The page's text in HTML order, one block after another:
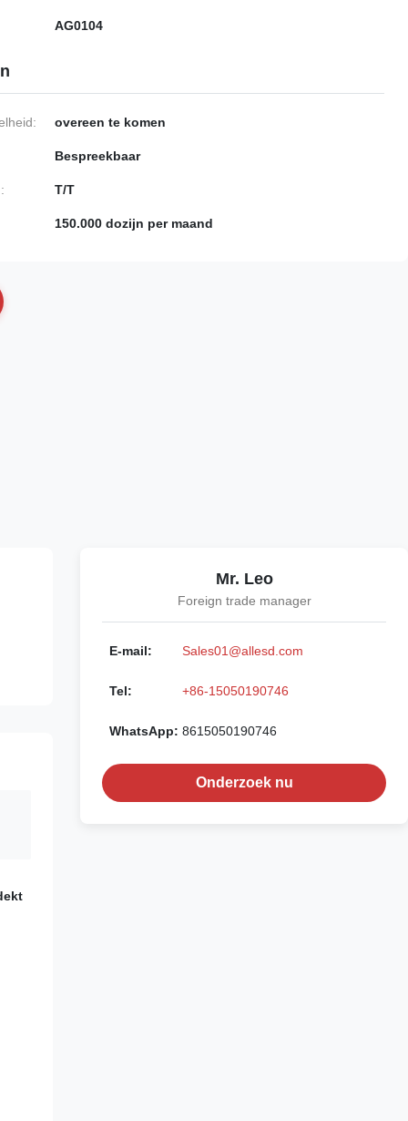
AG0104
overeen te komen
Bespreekbaar
T/T
150.000 dozijn per maand
Mr. Leo
Foreign trade manager
E-mail: Sales01@allesd.com
Tel: +86-15050190746
WhatsApp: 8615050190746
Onderzoek nu